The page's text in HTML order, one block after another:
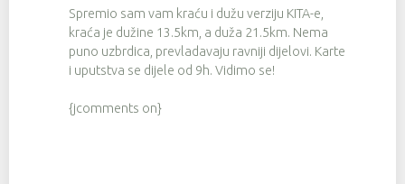
Spremio sam vam kraću i dužu verziju KITA-e,
kraća je dužine 13.5km, a duža 21.5km. Nema
puno uzbrdica, prevladavaju ravniji dijelovi. Karte
i uputstva se dijele od 9h. Vidimo se!
{jcomments on}